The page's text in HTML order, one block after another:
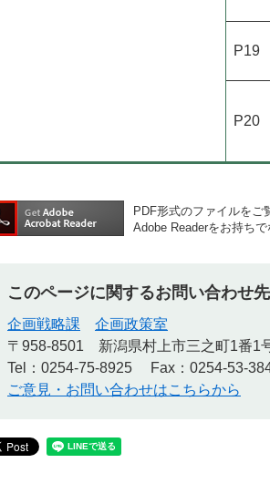
P19
P20
PDF形式のファイルをご
Adobe Readerをお持ち
このページに関するお問い合わせ先
企画戦略課
企画政策室
〒958-8501
新潟県村上市三之町1番1
Tel：0254-75-8925
Fax：0254-53-
ご意見・お問い合わせはこちらから